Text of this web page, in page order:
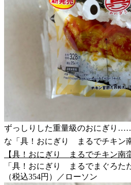
ずっしりした重量級のおにぎり
な「具！おにぎり まるでチキン
【具！おにぎり まるでチキン南
「具！おにぎり まるでまぐろた
（税込354円）／ローソン